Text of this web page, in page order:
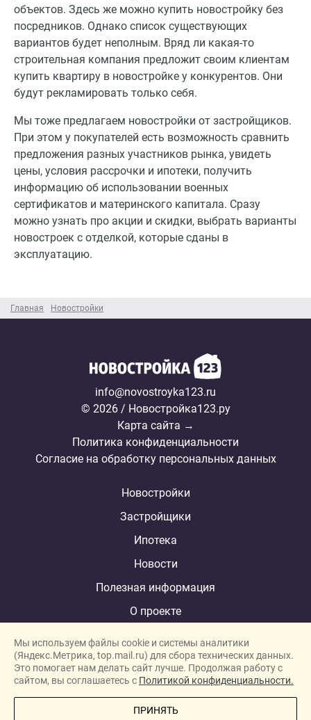
Главная Новостройки
объектов. Здесь же можно купить новостройку без
посредников. Однако список существующих
вариантов будет неполным. Вряд ли какая-то
строительная компания предложит своим клиентам
купить квартиру в новостройке у конкурентов. Они
будут рекламировать только себя.
Мы тоже предлагаем новостройки от застройщиков.
При этом у покупателей есть возможность сравнить
предложения разных участников рынка, увидеть
цены, условия рассрочки и ипотеки, получить
информацию об использовании военных
сертификатов и материнского капитала. Сразу
можно узнать про акции и скидки, выбрать варианты
новостроек с отделкой, которые сданы в
эксплуатацию.
info@novostroyka123.ru
© 2026 / Новостройка123.ру
Карта сайта →
Политика конфиденциальности
Согласие на обработку персональных данных
Новостройки
Застройщики
Ипотека
Новости
Полезная информация
О проекте
New homes in Dubai
New homes in London
Мы используем файлы cookie и системы аналитики
(Яндекс.Метрика, top.mail.ru) для сбора технических данных.
Это помогает нам делать сайт лучше. Продолжая работу с
сайтом, вы соглашаетесь с Политикой конфиденциальности.
ПРИНЯТЬ